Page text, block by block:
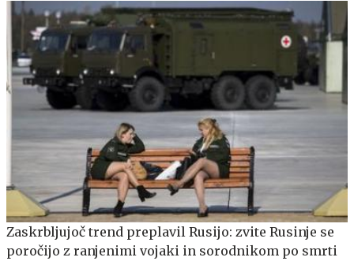
Zaskrbljujoč trend preplavil Rusijo: zvite Rusinje se
poročijo z ranjenimi vojaki in sorodnikom po smrti